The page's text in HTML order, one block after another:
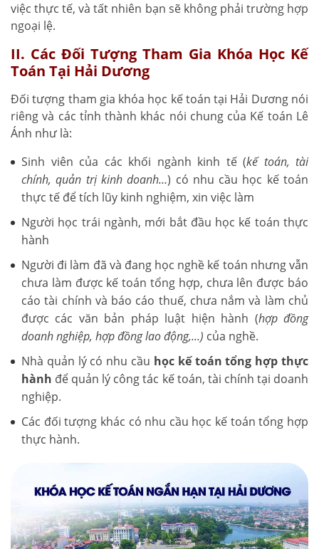
việc thực tế, và tất nhiên bạn sẽ không phải trường hợp
ngoại lệ.
II. Các Đối Tượng Tham Gia Khóa Học Kế
Toán Tại Hải Dương
Đối tượng tham gia khóa học kế toán tại Hải Dương nói
riêng và các tỉnh thành khác nói chung của Kế toán Lê
Ánh như là:
Sinh viên của các khối ngành kinh tế (kế toán, tài
chính, quản trị kinh doanh…) có nhu cầu học kế toán
thực tế để tích lũy kinh nghiệm, xin việc làm
Người học trái ngành, mới bắt đầu học kế toán thực
hành
Người đi làm đã và đang học nghề kế toán nhưng vẫn
chưa làm được kế toán tổng hợp, chưa lên được báo
cáo tài chính và báo cáo thuế, chưa nắm và làm chủ
được các văn bản pháp luật hiện hành (hợp đồng
doanh nghiệp, hợp đồng lao động,...) của nghề.
Nhà quản lý có nhu cầu học kế toán tổng hợp thực
hành để quản lý công tác kế toán, tài chính tại doanh
nghiệp.
Các đối tượng khác có nhu cầu học kế toán tổng hợp
thực hành.